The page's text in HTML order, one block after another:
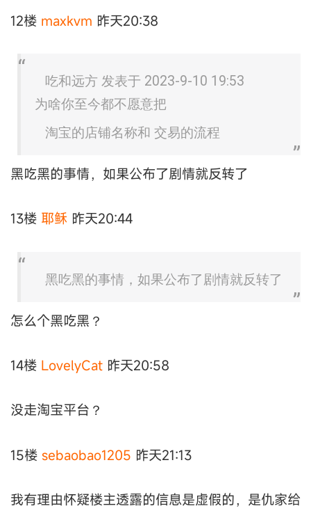
12楼 maxkvm 昨天20:38
吃和远方 发表于 2023-9-10 19:53
为啥你至今都不愿意把
淘宝的店铺名称和 交易的流程
黑吃黑的事情，如果公布了剧情就反转了
13楼 耶稣 昨天20:44
黑吃黑的事情，如果公布了剧情就反转了
怎么个黑吃黑？
14楼 LovelyCat 昨天20:58
没走淘宝平台？
15楼 sebaobao1205 昨天21:13
我有理由怀疑楼主透露的信息是虚假的，是仇家给